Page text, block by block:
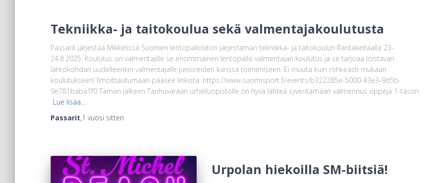
Tekniikka- ja taitokoulua sekä valmentajakoulutusta
Passarit järjestää Mikkelissä Suomen lentopalloliiton järjestämän tekniikka- ja taitokoulun Rantakeitaalla 23-
24.8.2025. Koulutus on valmentajille se ensimmäinen lentopallo valmentajan koulutus ja se tarjoaa loistavan
lähtökohdan uudelleenkin valmentajalle junioreiden kanssa toimimiseen. Ei muuta kuin rohkeasti mukaan
koulutukseen! Ilmoittautumaan pääsee linkistä: https://www.suomisport.fi/events/b322285e-5000-43e3-9d5b-
9e781baba1f0 Tämän jälkeen Tanhuvaraan urheiluopistolle on hyvä lähteä syventämään valmennus oppeja 1-tason
Lue lisää…
Passarit,1 vuosi sitten
Urpolan hiekoilla SM-biitsiä!